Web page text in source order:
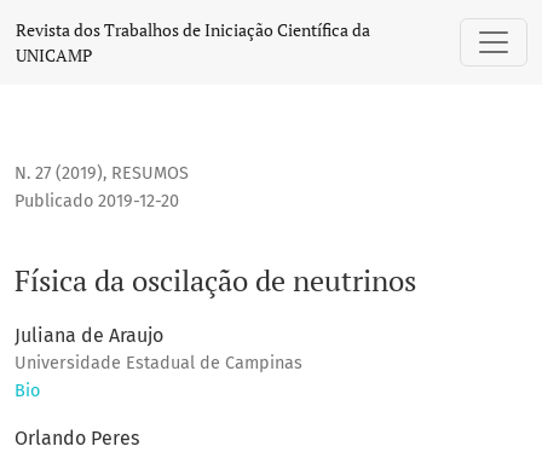
Revista dos Trabalhos de Iniciação Científica da
UNICAMP
N. 27 (2019), RESUMOS
Física da oscilação de neutrinos
Publicado 2019-12-20
Juliana de Araujo
Universidade Estadual de Campinas
Bio
Orlando Peres